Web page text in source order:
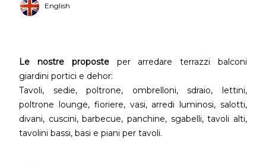
English
Le nostre proposteper arredare terrazzi balconi
giardini portici e dehor:
Tavoli, sedie, poltrone, ombrelloni, sdraio, lettini,
poltrone lounge, fioriere, vasi, arredi luminosi, salotti,
divani, cuscini, barbecue, panchine, sgabelli, tavoli alti,
tavolini bassi, basi e piani per tavoli.